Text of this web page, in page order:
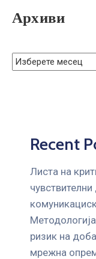
Архиви
Recent
Листа на
ризик на
мрежна